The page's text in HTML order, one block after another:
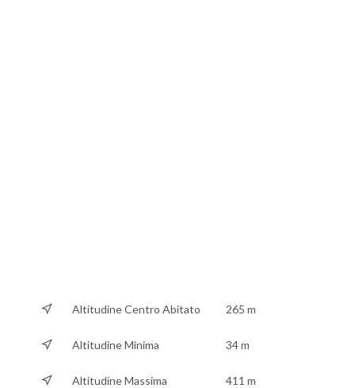
Altitudine Centro Abitato 265 m
Altitudine Minima 34 m
Altitudine Massima 411 m